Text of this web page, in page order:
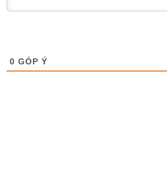
0 GÓP Ý